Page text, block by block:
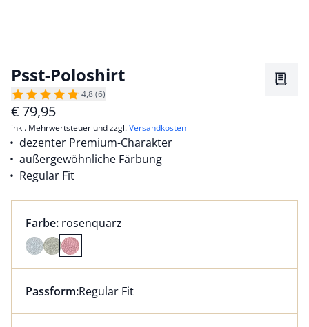
Psst-Poloshirt
4,8 (6)
€ 79,95
inkl. Mehrwertsteuer und zzgl.Versandkosten
dezenter Premium-Charakter
außergewöhnliche Färbung
Regular Fit
Farbauswahl:
Farbe: aktuell ausgewählt:
rosenquarz
Farbe rosenquarz ausgewählt
Dieser Artikel hat die Passform Regular Fit. für
Passform:Regular Fit